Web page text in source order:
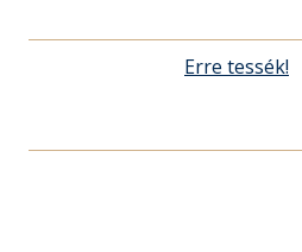
Erre tessék!